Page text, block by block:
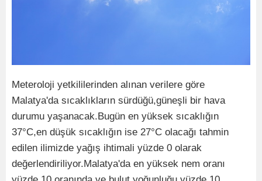
Meteroloji yetkililerinden alınan verilere göre
Malatya'da sıcaklıkların sürdüğü,güneşli bir hava
durumu yaşanacak.Bugün en yüksek sıcaklığın
37°C,en düşük sıcaklığın ise 27°C olacağı tahmin
edilen ilimizde yağış ihtimali yüzde 0 olarak
değerlendiriliyor.Malatya'da en yüksek nem oranı